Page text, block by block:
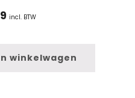
incl. BTW
winkelwagen